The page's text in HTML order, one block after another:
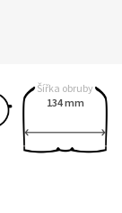
Šířka obruby
134 mm